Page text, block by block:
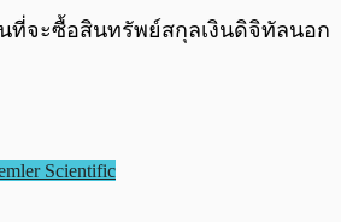
ที่จะซื้อสินทรัพย์สกุลเงินดิจิทัลนอก
Scientific